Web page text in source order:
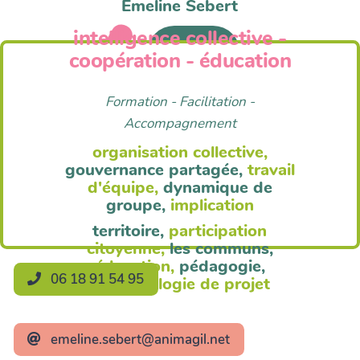
Anim'Agil
Emeline Sebert
intelligence collective -
coopération - éducation
Formation - Facilitation -
Accompagnement
organisation collective,
gouvernance partagée, travail
d'équipe, dynamique de
groupe, implication
territoire, participation
citoyenne, les communs,
éducation, pédagogie,
méthodologie de projet
06 18 91 54 95
emeline.sebert@animagil.net